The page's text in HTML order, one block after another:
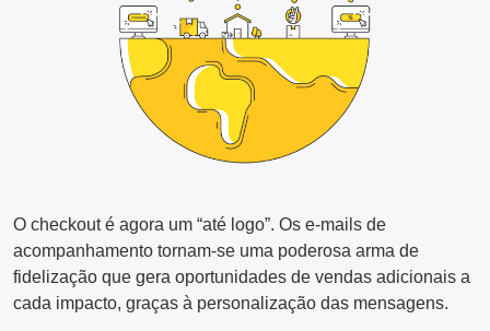
O checkout é agora um “até logo”. Os e-mails de
acompanhamento tornam-se uma poderosa arma de
fidelização que gera oportunidades de vendas adicionais a
cada impacto, graças à personalização das mensagens.